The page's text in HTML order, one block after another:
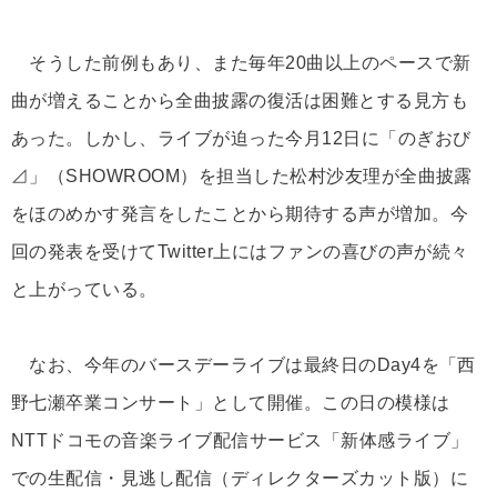
そうした前例もあり、また毎年20曲以上のペースで新
曲が増えることから全曲披露の復活は困難とする見方も
あった。しかし、ライブが迫った今月12日に「のぎおび
⊿」（SHOWROOM）を担当した松村沙友理が全曲披露
をほのめかす発言をしたことから期待する声が増加。今
回の発表を受けてTwitter上にはファンの喜びの声が続々
と上がっている。
なお、今年のバースデーライブは最終日のDay4を「西
野七瀬卒業コンサート」として開催。この日の模様は
NTTドコモの音楽ライブ配信サービス「新体感ライブ」
での生配信・見逃し配信（ディレクターズカット版）に